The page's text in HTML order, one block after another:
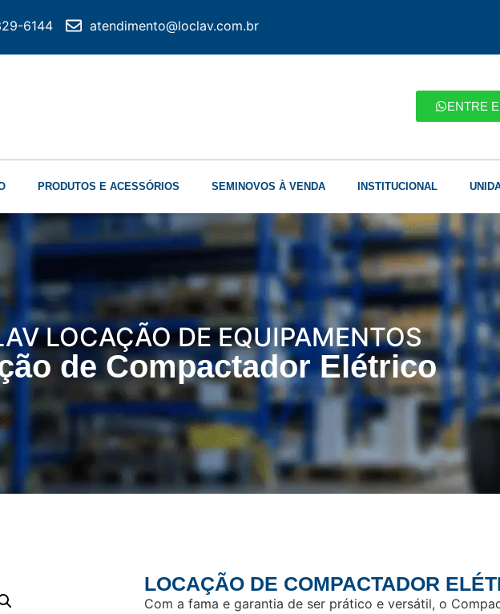
6144 atendimento@loclav.com.br
ENTRE
PRODUTOS E ACESSÓRIOS SEMINOVOS À VENDA INSTITUCIONAL
LOCAÇÃO DE EQUIPAMENTOS
de Compactador Elétrico
LOCAÇÃO DE COMPACTADOR
Com a fama e garantia de ser prático e versátil, o